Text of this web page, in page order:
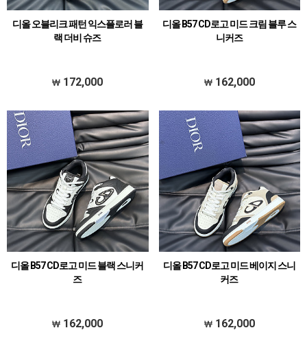
디올 오블리크 패턴 익스플로러 블
랙 더비 슈즈
172,000
디올 B57 CD로고 미드 크림 블루 스
니커즈
162,000
디올 B57 CD로고 미드 블랙 스니커
즈
162,000
디올 B57 CD로고 미드 베이지 스니
커즈
162,000